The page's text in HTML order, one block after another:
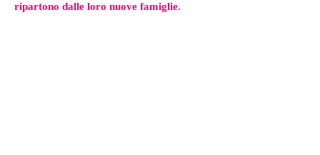
ripartono dalle loro nuove famiglie.